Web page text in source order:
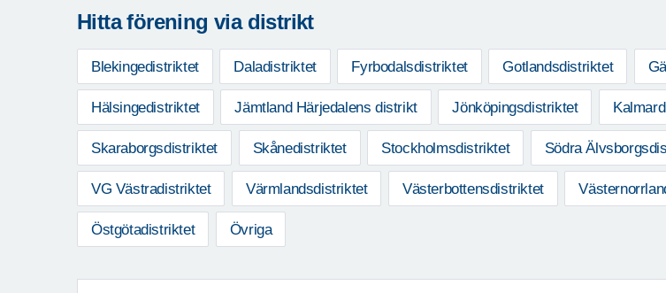
Hitta förening via distrikt
Blekingedistriktet Daladistriktet Fyrbodalsdistriktet Gotlandsdistriktet
Hälsingedistriktet Jämtland Härjedalens distrikt Jönköpingsdistriktet
Skaraborgsdistriktet Skånedistriktet Stockholmsdistriktet Södra
VG Västradistriktet Värmlandsdistriktet Västerbottensdistriktet
Östgötadistriktet Övriga